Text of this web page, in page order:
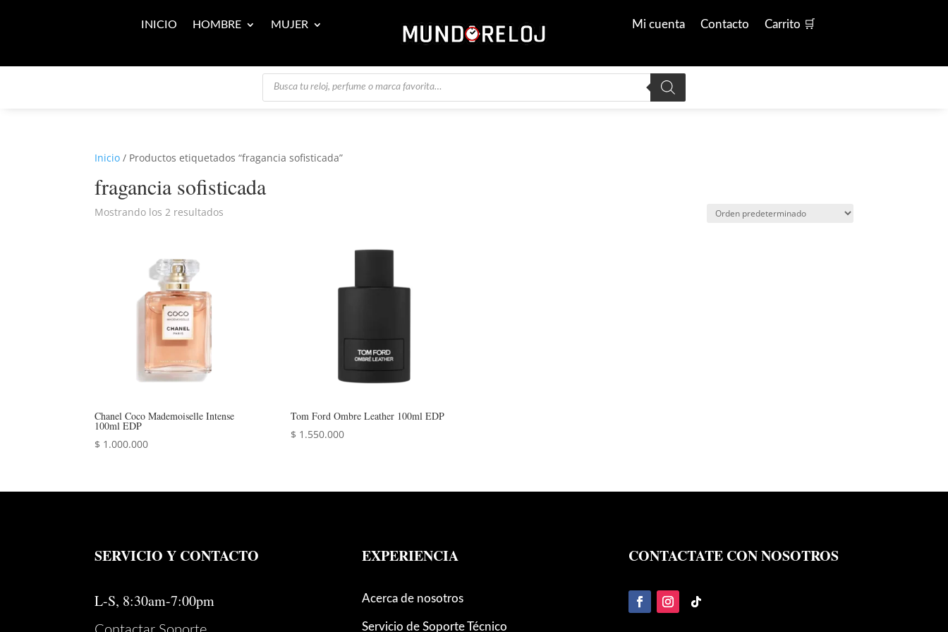
INICIO HOMBRE MUJER Mi cuenta Contacto Carrito 🛒
Búsqueda
productos
Inicio / Productos etiquetados “fragancia sofisticada”
fragancia sofisticada
Mostrando los 2 resultados
Chanel Coco Mademoiselle Intense
100ml EDP
$ 1.000.000
Tom Ford Ombre Leather 100ml EDP
$ 1.550.000
SERVICIO Y CONTACTO
L-S, 8:30am-7:00pm
EXPERIENCIA
Acerca de nosotros
Servicio de Soporte Técnico
CONTACTATE CON NOSOTROS